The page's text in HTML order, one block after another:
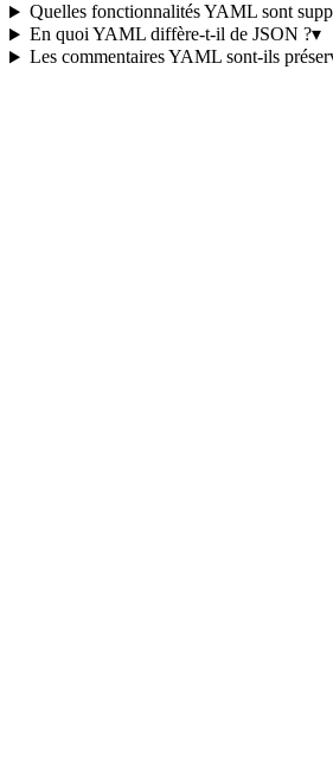
Quelles fonctionnalités YAML sont
En quoi YAML diffère-t-il de JSON ?▾
Les commentaires YAML sont-ils